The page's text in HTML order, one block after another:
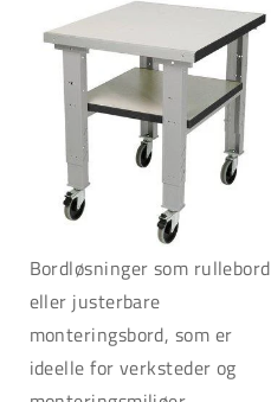
Bordløsninger som rullebord
eller justerbare
monteringsbord, som er
ideelle for verksteder og